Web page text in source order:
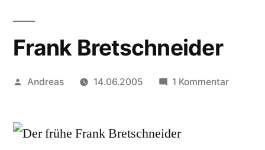
Frank Bretschneider
Veröffentlicht
Andreas 14.06.2005 1 Kommentarzu